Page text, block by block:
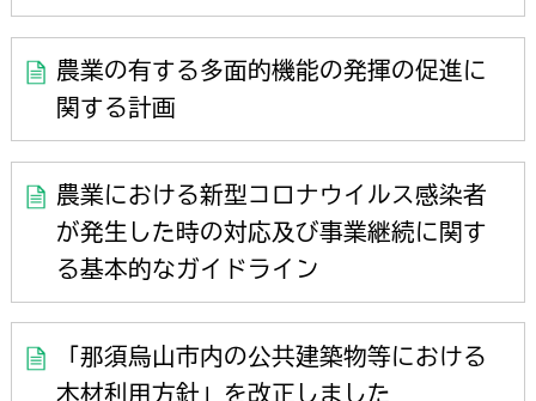
農業の有する多面的機能の発揮の促進に
関する計画
農業における新型コロナウイルス感染者
が発生した時の対応及び事業継続に関す
る基本的なガイドライン
「那須烏山市内の公共建築物等における
木材利用方針」を改正しました